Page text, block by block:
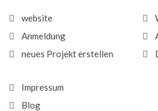
website
Anmeldung
neues Projekt erstellen
Impressum
Blog